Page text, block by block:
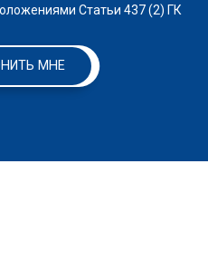
Статьи 437 (2) ГК
МНЕ